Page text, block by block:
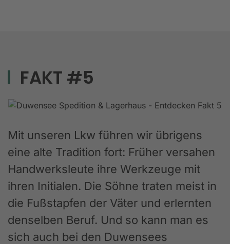
FAKT #5
Mit unseren Lkw führen wir übrigens
eine alte Tradition fort: Früher versahen
Handwerksleute ihre Werkzeuge mit
ihren Initialen. Die Söhne traten meist in
die Fußstapfen der Väter und erlernten
denselben Beruf. Und so kann man es
sich auch bei den Duwensees